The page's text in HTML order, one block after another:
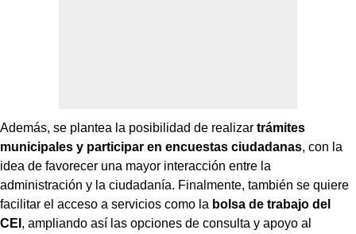
Además, se plantea la posibilidad de realizar trámites
municipales y participar en encuestas ciudadanas, con la
idea de favorecer una mayor interacción entre la
administración y la ciudadanía. Finalmente, también se quiere
facilitar el acceso a servicios como la bolsa de trabajo del
CEI , ampliando así las opciones de consulta y apoyo al